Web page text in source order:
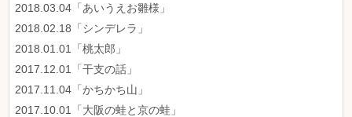
2018.03.04「あいうえお雛様」
2018.02.18「シンデレラ」
2018.01.01「桃太郎」
2017.12.01「干支の話」
2017.11.04「かちかち山」
2017.10.01「大阪の蛙と京の蛙」